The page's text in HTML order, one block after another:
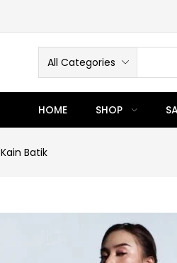
All Categories
HOME SHOP
Kain Batik